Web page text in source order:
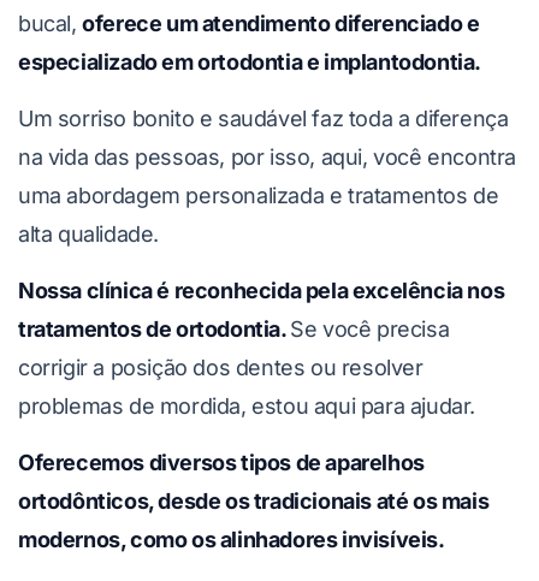
bucal,oferece um atendimento diferenciado e
especializado em ortodontia e implantodontia.
Um sorriso bonito e saudável faz toda a diferença
na vida das pessoas, por isso, aqui, você encontra
uma abordagem personalizada e tratamentos de
alta qualidade.
Nossa clínica é reconhecida pela excelência nos
tratamentos de ortodontia.Se você precisa
corrigir a posição dos dentes ou resolver
problemas de mordida, estou aqui para ajudar.
Oferecemos diversos tipos de aparelhos
ortodônticos, desde os tradicionais até os mais
modernos, como os alinhadores invisíveis.